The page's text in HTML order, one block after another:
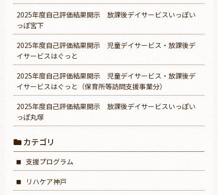
2025年度自己評価結果開示 放課後デイサービスいっぽい
っぽ宮下
2025年度自己評価結果開示 児童デイサービス・放課後デ
イサービスはぐっと
2025年度自己評価結果開示 児童デイサービス・放課後デ
イサービスはぐっと（保育所等訪問支援事業分）
2025年度自己評価結果開示 放課後デイサービスいっぽい
っぽ丸塚
カテゴリ
支援プログラム
リハケア神戸